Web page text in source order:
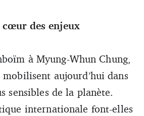
des enjeux
à Myung-Whun Chung,
mobilisent aujourd’hui dans
sensibles de la planète.
internationale font-elles